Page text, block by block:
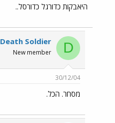
היאבקות כדורגל כדורסל..
D
Death Soldier
New member
30/12/04
מסחר. הכל.